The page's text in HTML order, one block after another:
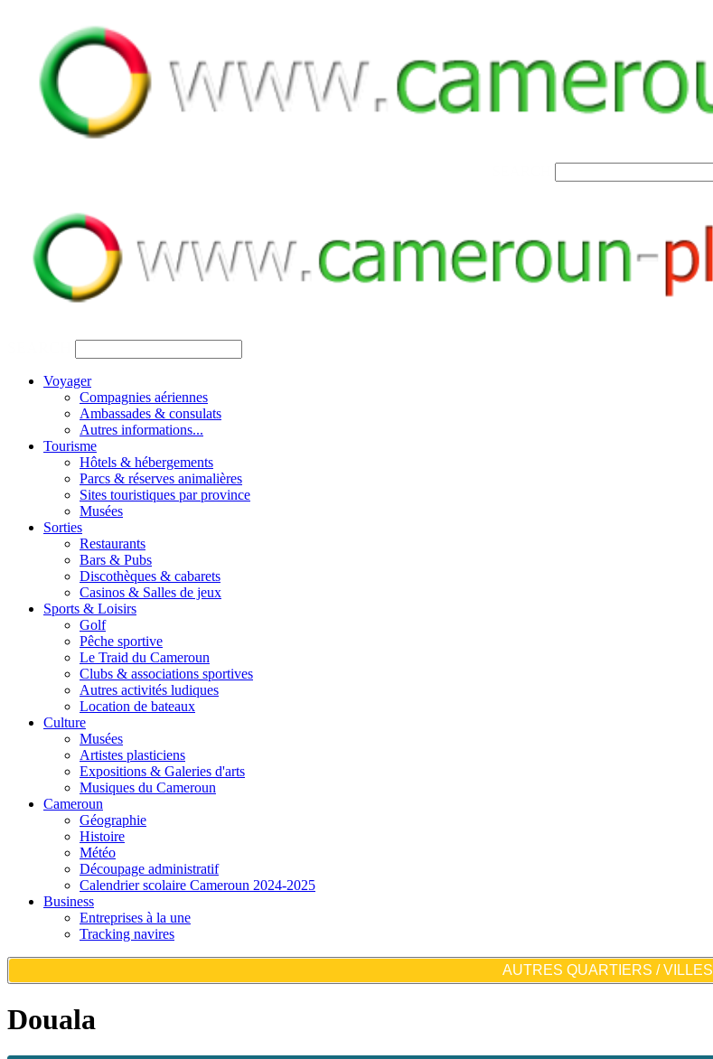
Voyager
Compagnies aériennes
Ambassades & consulats
Autres informations...
Tourisme
Hôtels & hébergements
Parcs & réserves animalières
Sites touristiques par province
Musées
Sorties
Restaurants
Bars & Pubs
Discothèques & cabarets
Casinos & Salles de jeux
Sports & Loisirs
Golf
Pêche sportive
Le Traid du Cameroun
Clubs & associations sportives
Autres activités ludiques
Location de bateaux
Culture
Musées
Artistes plasticiens
Expositions & Galeries d'arts
Musiques du Cameroun
Cameroun
Géographie
Histoire
Météo
Découpage administratif
Calendrier scolaire Cameroun 2024-2025
Business
Entreprises à la une
Tracking navires
AUTRES QUARTIERS / VILLES
Douala